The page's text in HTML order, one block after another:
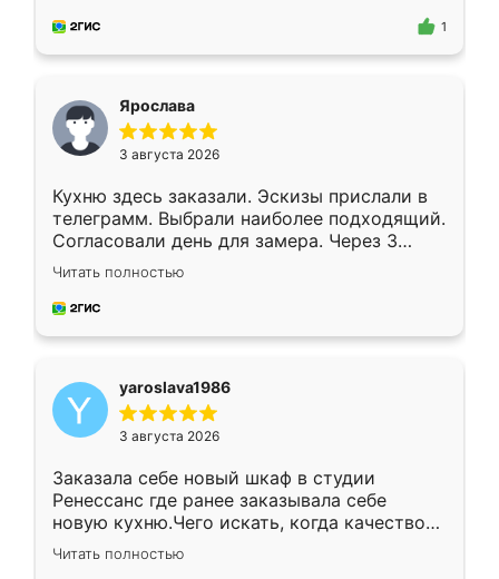
предложил по моему эскизу самый
1
Ярослава
3 августа 2026
Кухню здесь заказали. Эскизы прислали в
телеграмм. Выбрали наиболее подходящий.
Согласовали день для замера. Через 3
недели кухня была уже готова. Остались
довольны работой. Спасибо Ренессанс
мебель за качественную работу!
Читать полностью
yaroslava1986
3 августа 2026
Заказала себе новый шкаф в студии
Ренессанс где ранее заказывала себе
новую кухню.Чего искать, когда качеством
вполне довольна. Служит кухня уже почти
два года, нареканий нет.
Читать полностью